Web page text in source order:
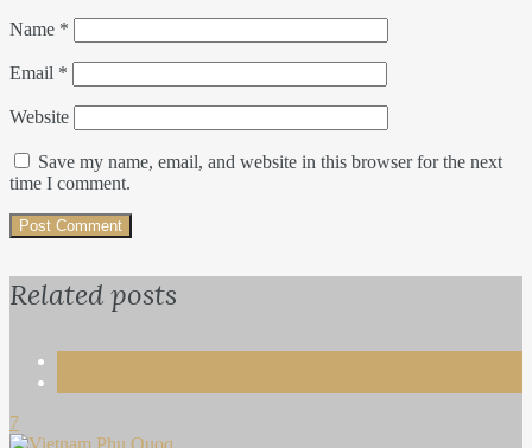
Name *
Email *
Website
Save my name, email, and website in this browser for the next
time I comment.
Related posts
7